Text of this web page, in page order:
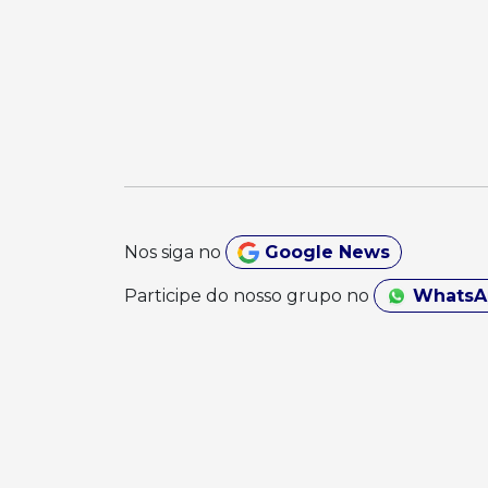
Nos siga no Google News
Participe do nosso grupo no